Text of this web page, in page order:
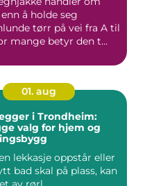
å holde seg
tørr på vei fra A til
mange betyr den t...
01. aug
i Trondheim:
valg for hjem og
lekkasje oppstår eller
bad skal på plass, kan